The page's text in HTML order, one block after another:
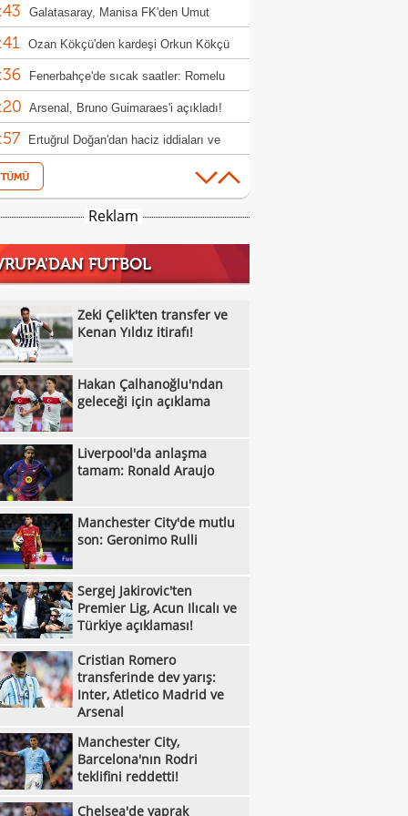
rekor!
Galatasaray, Manisa FK'den Umut
kadrosuna kattı
Ozan Kökçü'den kardeşi Orkun Kökçü
Fenerbahçe'de sıcak saatler: Romelu
Arsenal, Bruno Guimaraes'i açıkladı!
Ertuğrul Doğan'dan haciz iddiaları ve
açıklaması
Vangelis Pavlidis transfer kararını
verdi!
Galatasaray'dan Osimhen'in takım
Fenerbahçe'de Semedo takımdan
Can Uzun transferinde kritik aşama: Fark
euro
Milli sporcu İlke Özyüksel Mihrioğlu,
şampiyonu oldu
Trabzonspor'dan Parrott hamlesi
Galatasaray'da transfer çıkmazının
'Osimhen'
Beşiktaş'a büyük indirim: Pierre-Emile
Leroy Sane'den Arabistan tekliflerine
Alexander Nübel, Beşiktaş'ta kaleci
bitirdi!
Galatasaray transferde gaza bastı: Üç
için hamle
İsmail Kartal: "O sezon bu sezon!"
Fenerbahçe'den İsmail Yüksek kararı!
Vincenzo Italiano'dan Vlahovic baskısı:
bekliyorum"
Diego Simeone, Victor Osimhen'den
Hakan Çalhanoğlu'ndan geleceği için
Galatasaray'dan Batrakov için yeni teklif!
Fenerbahçe'de kader adamı Talisca
Fenerbahçe, Real Madrid ile anlaştı! Sıra
Reklam
FUTBOL
Zeki Çelik'ten transfer ve
Kenan Yıldız itirafı!
Hakan Çalhanoğlu'ndan
geleceği için açıklama
Liverpool'da anlaşma
tamam: Ronald Araujo
Manchester City'de mutlu
son: Geronimo Rulli
Sergej Jakirovic'ten
Premier Lig, Acun Ilıcalı ve
Türkiye açıklaması!
Cristian Romero
transferinde dev yarış:
Inter, Atletico Madrid ve
Arsenal
Manchester City,
Barcelona'nın Rodri
teklifini reddetti!
Chelsea'de yaprak